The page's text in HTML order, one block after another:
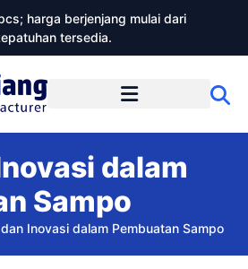
harga berjenjang mulai dari
tersedia.
dalam
Sampo
Inovasi dalam Pembuatan Sampo